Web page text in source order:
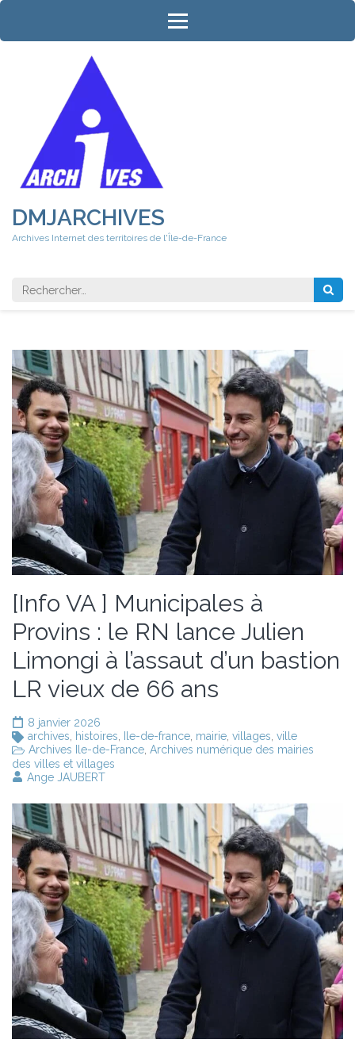
Aller
contenu
DMJARCHIVES
Archives Internet des territoires de l'Île-de-France
Rechercher
[Info VA ] Municipales à
Provins : le RN lance Julien
Limongi à l’assaut d’un bastion
LR vieux de 66 ans
8 janvier 2026
archives, histoires, Ile-de-france, mairie, villages, ville
Archives Ile-de-France, Archives numérique des mairies
des villes et villages
Ange JAUBERT